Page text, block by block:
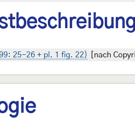
25-26 + pl. 1 fig. 22) [nach